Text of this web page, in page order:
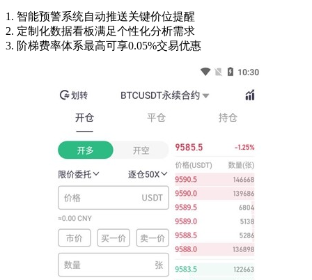
1. 智能预警系统自动推送关键价位提醒
2. 定制化数据看板满足个性化分析需求
3. 阶梯费率体系最高可享0.05%交易优惠